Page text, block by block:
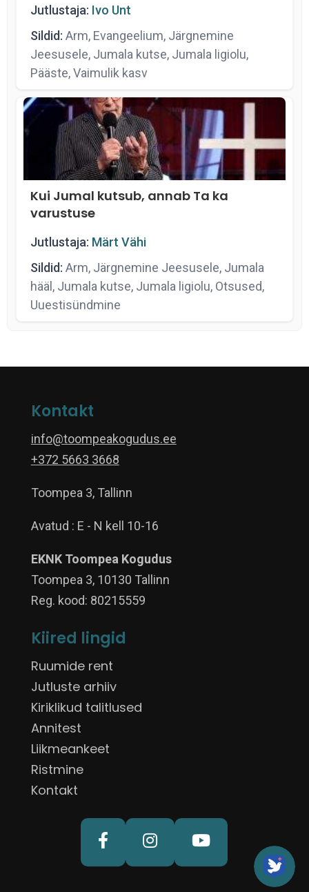
Jutlustaja: Ivo Unt
Sildid: Arm, Evangeelium, Järgnemine
Jeesusele, Jumala kutse, Jumala ligiolu,
Pääste, Vaimulik kasv
Kui Jumal kutsub, annab Ta ka
varustuse
Jutlustaja: Märt Vähi
Sildid: Arm, Järgnemine Jeesusele, Jumala
hääl, Jumala kutse, Jumala ligiolu, Otsused,
Uuestisündmine
Kontakt
info@toompeakogudus.ee
+372 5663 3668
Toompea 3, Tallinn
Avatud : E - N kell 10-16
EKNK Toompea Kogudus
Toompea 3, 10130 Tallinn
Reg. kood: 80215559
Kiired lingid
Ruumide rent
Jutluste arhiiv
Kiriklikud talitlused
Annitest
Liikmeankeet
Ristmine
Kontakt
  